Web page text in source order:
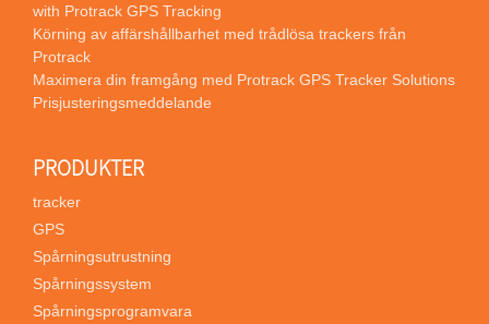
with Protrack GPS Tracking
Körning av affärshållbarhet med trådlösa trackers från
Protrack
Maximera din framgång med Protrack GPS Tracker Solutions
Prisjusteringsmeddelande
PRODUKTER
tracker
GPS
Spårningsutrustning
Spårningssystem
Spårningsprogramvara